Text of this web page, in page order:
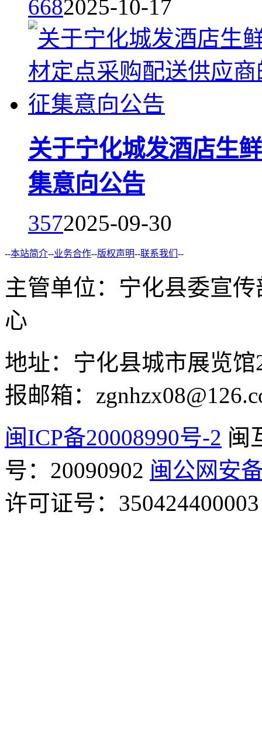
6682025-10-17
关于宁化城发酒店生
集意向公告
3572025-09-30
--本站简介--业务合作--版权声明--联系我们 --
主管单位：宁化县委宣
心
地址：宁化县城市展览馆
报邮箱：
闽ICP备20008990号-2 闽
号：20090902 闽公网安
许可证号：350424400003